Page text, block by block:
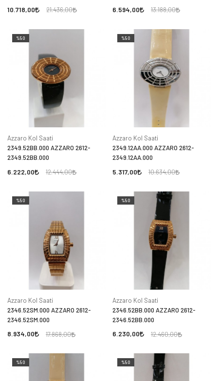
10.718,00 21.436,00 6.594,00 13.188,00
%50
Azzaro Kol Saati
2349.52BB.000 AZZARO 2612-
2349.52BB.000
6.222,00 12.444,00
%50
Azzaro Kol Saati
2349.12AA.000 AZZARO 2612-
2349.12AA.000
5.317,00 10.634,00
%50
Azzaro Kol Saati
2346.52SM.000 AZZARO 2612-
2346.52SM.000
8.934,00 17.868,00
%50
Azzaro Kol Saati
2346.52BB.000 AZZARO 2612-
2346.52BB.000
6.230,00 12.460,00
%50 %50